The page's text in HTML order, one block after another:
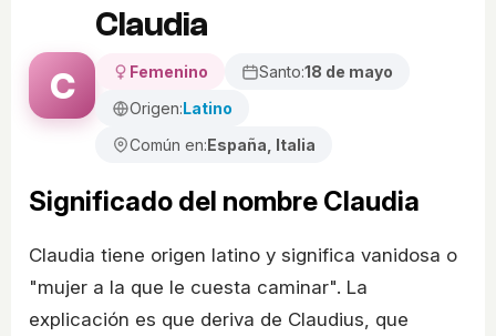
C
Claudia
Femenino Santo:18 de mayo
Origen:Latino
Común en:España, Italia
Significado del nombre Claudia
Claudia tiene origen latino y significa vanidosa o
"mujer a la que le cuesta caminar". La
explicación es que deriva de Claudius, que